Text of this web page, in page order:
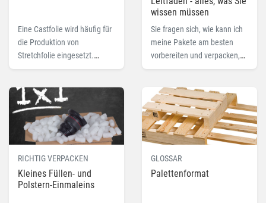
Eine Castfolie wird häufig für
die Produktion von
Stretchfolie eingesetzt.
Lesen Sie hier mehr zu dem
wissen müssen
Sie fragen sich, wie kann ich
meine Pakete am besten
vorbereiten und verpacken,
um sicherzustellen, dass
versendet werden? Nicht nur
auf diese Frage bieten wir
Ihnen in unserem Beitrag
eine Antwort.
RICHTIG VERPACKEN
Kleines Füllen- und
Polstern-Einmaleins
GLOSSAR
Palettenformat